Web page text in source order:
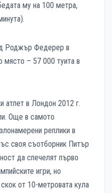
му на 100 метра,
Роджър Федерер в
място – 57 000 туита в
атлет в Лондон 2012 г.
Още в самото
реплики в
своя съотборник Питър
да спечелят първо
игри, но
от 10-метровата кула